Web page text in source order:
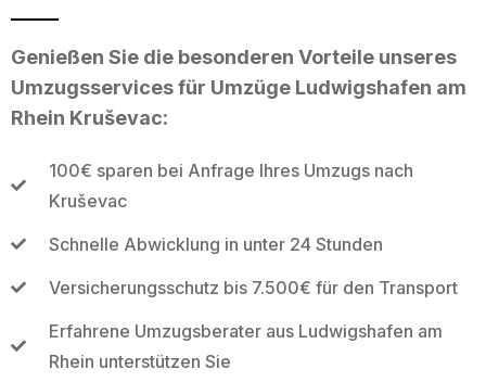
Genießen Sie die besonderen Vorteile unseres
Umzugsservices für Umzüge Ludwigshafen am
Rhein Kruševac:
100€ sparen bei Anfrage Ihres Umzugs nach
Kruševac
Schnelle Abwicklung in unter 24 Stunden
Versicherungsschutz bis 7.500€ für den Transport
Erfahrene Umzugsberater aus Ludwigshafen am
Rhein unterstützen Sie